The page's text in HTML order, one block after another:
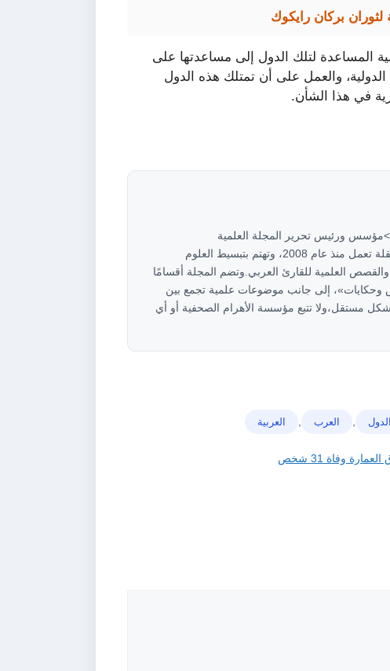
بركان رايكوك
المساعدة لتلك الدول إلى مساعدتها على
الدولية، والعمل على أن تمتلك هذه الدول
في هذا الشأن.
<strong>هاني سلام</strong><strong>مؤسس ورئيس تحرير المجلة العلمية
أهرام</strong>مجلة علمية عربية مستقلة تعمل منذ عام 2008، وتهتم بتبسيط العلوم
والقصص العلمية للقارئ العربي.وتضم المجلة أقسامًا
إلى جانب موضوعات علمية تجمع بين
مستقل،ولا تتبع مؤسسة الأهرام الصحفية أو أي
ﺍﻟﺪﻭﻝ العرب ﺍﻟﻌﺮﺑﻴﺔ
وفاة 31 شخص